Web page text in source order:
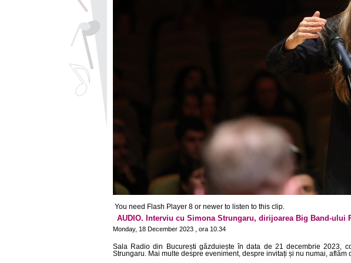
You need Flash Player 8 or newer to listen to this clip.
AUDIO. Interviu cu Simona Strungaru, dirijoarea Big Band-ului
Monday, 18 December 2023 , ora 10.34
Sala Radio din București găzduiește în data de 21 decembrie 2023,
Strungaru. Mai multe despre eveniment, despre invitați și nu numai,